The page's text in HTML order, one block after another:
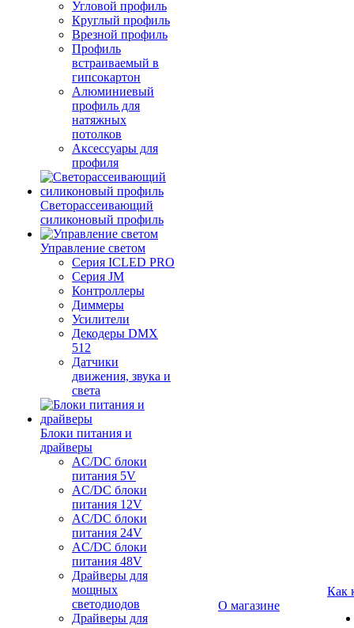
Угловой профиль
Круглый профиль
Врезной профиль
Профиль
встраиваемый в
гипсокартон
Алюминиевый
профиль для
натяжных
потолков
Аксессуары для
профиля
Светорассеивающий
силиконовый профиль
Управление светом
Серия ICLED PRO
Серия JM
Контроллеры
Диммеры
Усилители
Декодеры DMX
512
Датчики
движения, звука и
света
Блоки питания и
драйверы
AC/DC блоки
питания 5V
AC/DC блоки
питания 12V
AC/DC блоки
питания 24V
AC/DC блоки
питания 48V
Драйверы для
мощных
светодиодов
Драйверы для
О магазине
Как